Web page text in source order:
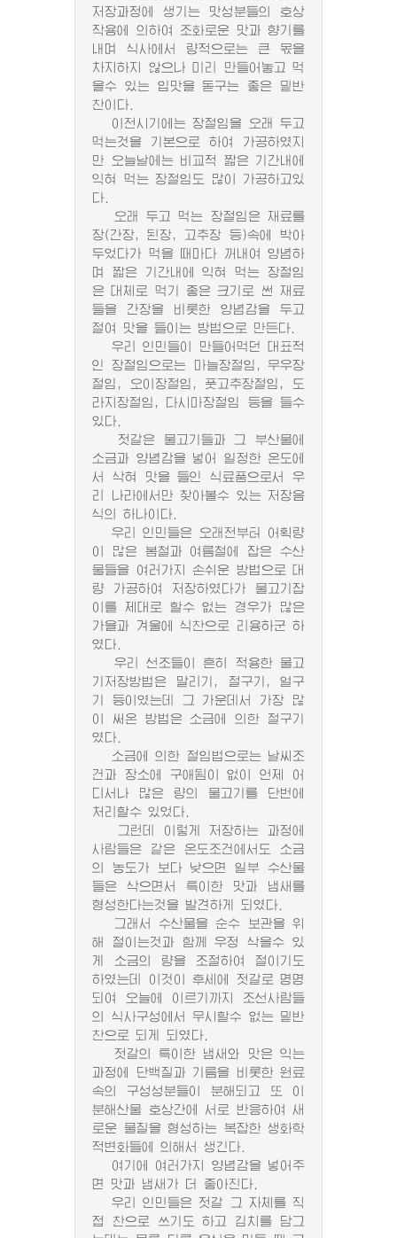
저장과정에 생기는 맛성분들의 호상
작용에 의하여 조화로운 맛과 향기를
내며 식사에서 량적으로는 큰 몫을
차지하지 않으나 미리 만들어놓고 먹
을수 있는 입맛을 돋구는 좋은 밑반
찬이다.
이전시기에는 장절임을 오래 두고
먹는것을 기본으로 하여 가공하였지
만 오늘날에는 비교적 짧은 기간내에
익혀 먹는 장절임도 많이 가공하고있
다.
오래 두고 먹는 장절임은 재료를
장(간장, 된장, 고추장 등)속에 박아
두었다가 먹을 때마다 꺼내여 양념하
며 짧은 기간내에 익혀 먹는 장절임
은 대체로 먹기 좋은 크기로 썬 재료
들을 간장을 비롯한 양념감을 두고
절여 맛을 들이는 방법으로 만든다.
우리 인민들이 만들어먹던 대표적
인 장절임으로는 마늘장절임, 무우장
절임, 오이장절임, 풋고추장절임, 도
라지장절임, 다시마장절임 등을 들수
있다.
젓갈은 물고기들과 그 부산물에
소금과 양념감을 넣어 일정한 온도에
서 삭혀 맛을 들인 식료품으로서 우
리 나라에서만 찾아볼수 있는 저장음
식의 하나이다.
우리 인민들은 오래전부터 어획량
이 많은 봄철과 여름철에 잡은 수산
물들을 여러가지 손쉬운 방법으로 대
량 가공하여 저장하였다가 물고기잡
이를 제대로 할수 없는 경우가 많은
가을과 겨울에 식찬으로 리용하군 하
였다.
우리 선조들이 흔히 적용한 물고
기저장방법은 말리기, 절구기, 얼구
기 등이였는데 그 가운데서 가장 많
이 써온 방법은 소금에 의한 절구기
였다.
소금에 의한 절임법으로는 날씨조
건과 장소에 구애됨이 없이 언제 어
디서나 많은 량의 물고기를 단번에
처리할수 있었다.
그런데 이렇게 저장하는 과정에
사람들은 같은 온도조건에서도 소금
의 농도가 보다 낮으면 일부 수산물
들은 삭으면서 특이한 맛과 냄새를
형성한다는것을 발견하게 되였다.
그래서 수산물을 순수 보관을 위
해 절이는것과 함께 우정 삭을수 있
게 소금의 량을 조절하여 절이기도
하였는데 이것이 후세에 젓갈로 명명
되여 오늘에 이르기까지 조선사람들
의 식사구성에서 무시할수 없는 밑반
찬으로 되게 되였다.
젓갈의 특이한 냄새와 맛은 익는
과정에 단백질과 기름을 비롯한 원료
속의 구성성분들이 분해되고 또 이
분해산물 호상간에 서로 반응하여 새
로운 물질을 형성하는 복잡한 생화학
적변화들에 의해서 생긴다.
여기에 여러가지 양념감을 넣어주
면 맛과 냄새가 더 좋아진다.
우리 인민들은 젓갈 그 자체를 직
접 찬으로 쓰기도 하고 김치를 담그